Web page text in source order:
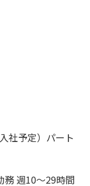
社予定）パート
務 週10～29時間